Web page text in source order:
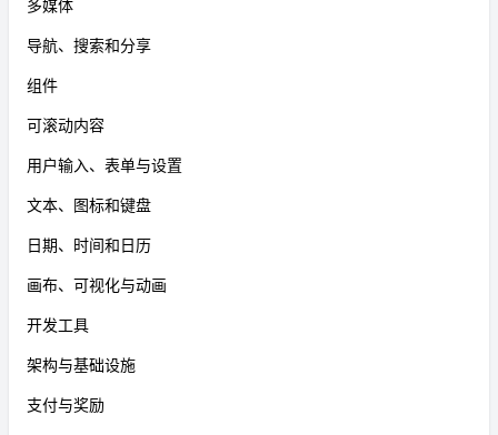
多媒体
导航、搜索和分享
组件
可滚动内容
用户输入、表单与设置
文本、图标和键盘
日期、时间和日历
画布、可视化与动画
开发工具
架构与基础设施
支付与奖励